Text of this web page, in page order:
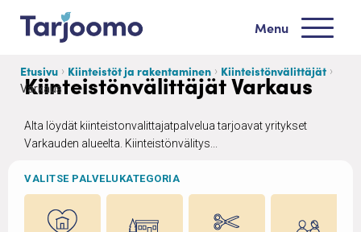
Siirry sisältöön
Menu
Etusivu Kiinteistöt ja rakentaminen Kiinteistönvälittäjät
Varkaus
Kiinteistönvälittäjät Varkaus
Alta löydät kiinteistonvalittajatpalvelua tarjoavat yritykset
Varkauden alueelta. Kiinteistönvälitys...
VALITSE PALVELUKATEGORIA